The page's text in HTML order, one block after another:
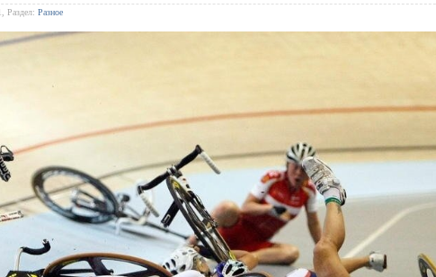
Раздел: Разное